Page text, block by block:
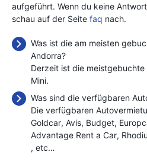
aufgeführt. Wenn du keine
schau auf der Seite faq nach.
Was ist die am meisten
Andorra?
Derzeit ist die
Mini.
Was sind die verfügbaren
Die verfügbaren
Goldcar Avis Budget
Advantage Rent a Car
, etc…